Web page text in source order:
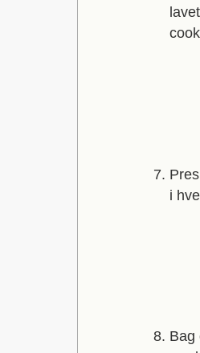
i
Bag